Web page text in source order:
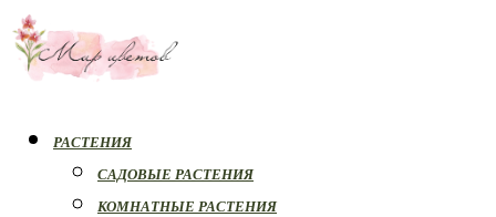
РАСТЕНИЯ
САДОВЫЕ РАСТЕНИЯ
КОМНАТНЫЕ РАСТЕНИЯ